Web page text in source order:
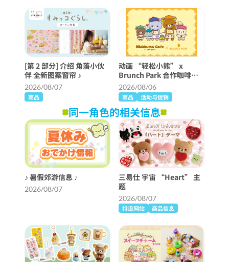
[第 2 部分] 介绍 角落小伙
伴 全新图案窗帘 ♪
2026/08/07
商品
动画 “轻松小熊” x
Brunch Park 合作咖啡厅
将举行！
2026/08/06
商品 活动与促销
同一角色的相关信息
♪ 暑假郊游信息 ♪
2026/08/07
三易仕 宇宙 “Heart” 主
题
2026/08/07
特设网站 商品信息